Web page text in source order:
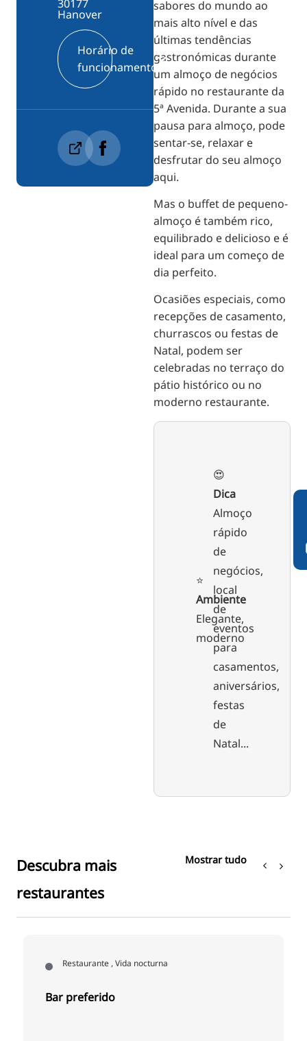
sabores do mundo ao
mais alto nível e das
últimas tendências
gastronómicas durante
um almoço de negócios
rápido no restaurante da
5ª Avenida. Durante a sua
pausa para almoço, pode
sentar-se, relaxar e
desfrutar do seu almoço
aqui.
Mas o buffet de pequeno-
almoço é também rico,
equilibrado e delicioso e é
ideal para um começo de
dia perfeito.
Ocasiões especiais, como
recepções de casamento,
churrascos ou festas de
Natal, podem ser
celebradas no terraço do
pátio histórico ou no
moderno restaurante.
⭐️
Ambiente
Elegante,
moderno
😍
Dica
Almoço
rápido
de
negócios,
local
de
eventos
para
casamentos,
aniversários,
festas
de
Natal...
30177
Hanover
Horário de
funcionamento
Descubra mais
restaurantes
Mostrar tudo
Restaurante , Vida nocturna
Bar preferido